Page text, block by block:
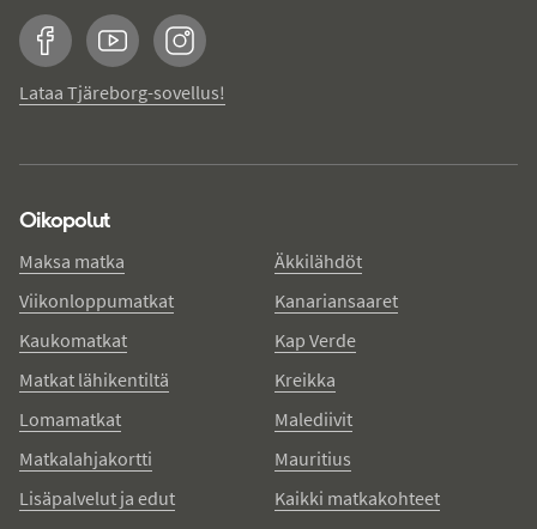
FacebookYouTubeInstagram
Lataa Tjäreborg-sovellus!
Oikopolut
Maksa matka
Viikonloppumatkat
Kaukomatkat
Matkat lähikentiltä
Lomamatkat
Matkalahjakortti
Lisäpalvelut ja edut
Äkkilähdöt
Kanariansaaret
Kap Verde
Kreikka
Malediivit
Mauritius
Kaikki matkakohteet